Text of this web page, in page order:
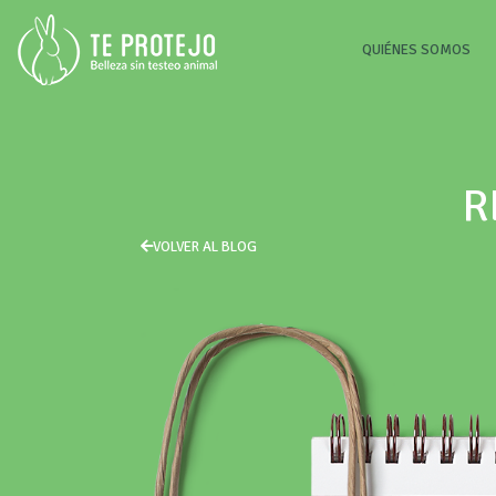
QUIÉNES SOMOS
VOLVER AL BLOG